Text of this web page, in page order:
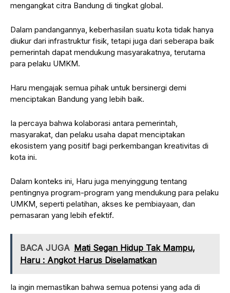
mengangkat citra Bandung di tingkat global.
Dalam pandangannya, keberhasilan suatu kota tidak hanya
diukur dari infrastruktur fisik, tetapi juga dari seberapa baik
pemerintah dapat mendukung masyarakatnya, terutama
para pelaku UMKM.
Haru mengajak semua pihak untuk bersinergi demi
menciptakan Bandung yang lebih baik.
Ia percaya bahwa kolaborasi antara pemerintah,
masyarakat, dan pelaku usaha dapat menciptakan
ekosistem yang positif bagi perkembangan kreativitas di
kota ini.
Dalam konteks ini, Haru juga menyinggung tentang
pentingnya program-program yang mendukung para pelaku
UMKM, seperti pelatihan, akses ke pembiayaan, dan
pemasaran yang lebih efektif.
BACA JUGA Mati Segan Hidup Tak Mampu,
Haru : Angkot Harus Diselamatkan
Ia ingin memastikan bahwa semua potensi yang ada di